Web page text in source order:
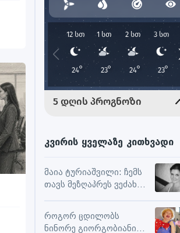
კვირის ყველაზე კითხვადი
მაია ტურიაშვილი: ჩემს
თავს მეზღაპრეს ვეძახი,
ურთიერთობებსა და
შემოქმედებით
როგორ ცდილობს
ნინორე გიორგობიანი